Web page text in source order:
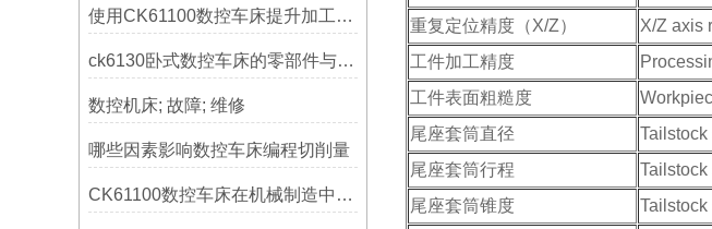
使用CK61100数控车床提升加工精度的方法
ck6130卧式数控车床的零部件与配置解析
数控机床; 故障; 维修
哪些因素影响数控车床编程切削量
CK61100数控车床在机械制造中的实际表现
重复定位精度（X/Z）
X/Z axis
工件加工精度
工件表面粗糙度
尾座套筒直径
尾座套筒行程
Tailstock
尾座套筒锥度